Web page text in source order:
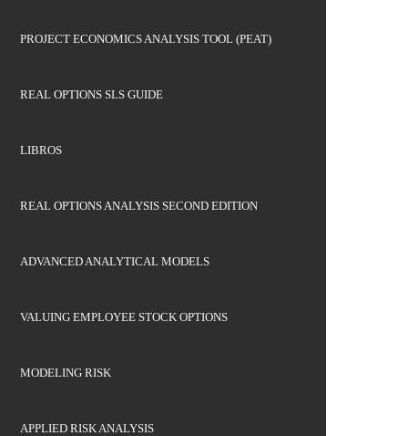
PROJECT ECONOMICS ANALYSIS TOOL (PEAT)
REAL OPTIONS SLS GUIDE
LIBROS
REAL OPTIONS ANALYSIS SECOND EDITION
ADVANCED ANALYTICAL MODELS
VALUING EMPLOYEE STOCK OPTIONS
MODELING RISK
APPLIED RISK ANALYSIS